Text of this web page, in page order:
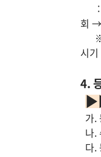
:
회 →
※
시기
4.
가.
나.
다.